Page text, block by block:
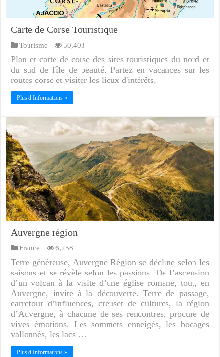
Carte de Corse Touristique
Tourisme 50,403
Plan et carte de corse des sites touristiques du nord et
du sud de l'île de beauté. Partez en vacances sur les
routes corse et visiter les lieux d'intérêts.
Plus d Informations »
Auvergne région
France 6,258
Terre généreuse, Auvergne Région se décline selon les
saisons et se révèle selon les passions. De l’ascension
d’un volcan à la visite d’une église romane, tout, en
Auvergne, invite à la découverte. Terre de passage,
carrefour d’influences, creuset de cultures, la région
d’Auvergne, à chacune de ses rencontres, procure de
vives émotions. Les sommets enneigés, les bocages
vallonnés, les lacs …
Plus d Informations »